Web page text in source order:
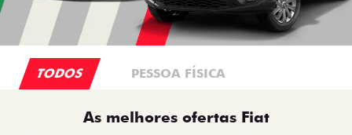
TODOS PESSOA FÍSICA
As melhores ofertas Fiat